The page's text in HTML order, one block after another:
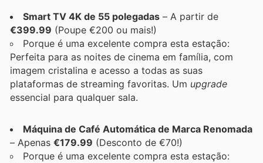
Smart TV 4K de 55 polegadas – A partir de
€399.99 (Poupe €200 ou mais!)
Porque é uma excelente compra esta estação:
Perfeita para as noites de cinema em família, com
imagem cristalina e acesso a todas as suas
plataformas de streaming favoritas. Um upgrade
essencial para qualquer sala.
Máquina de Café Automática de Marca Renomada
– Apenas €179.99 (Desconto de €70!)
Porque é uma excelente compra esta estação: